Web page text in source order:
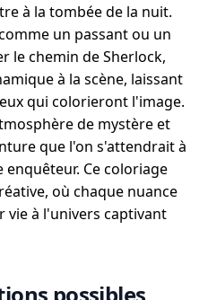
à la tombée de la nuit.
un passant ou un
le chemin de Sherlock,
à la scène, laissant
qui colorieront l'image.
de mystère et
que l'on s'attendrait à
Ce coloriage
où chaque nuance
à l'univers captivant